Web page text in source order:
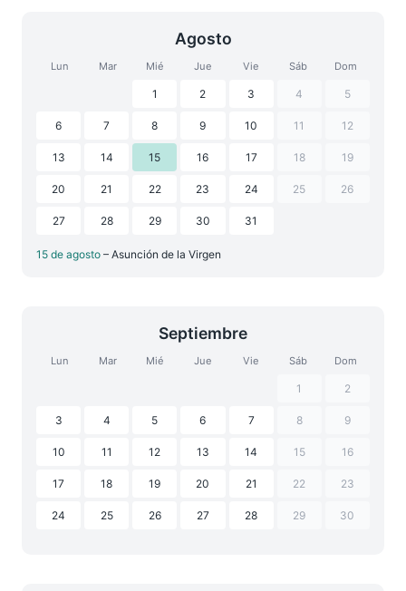
Agosto
Lun Mar Mié Jue Vie Sáb Dom
1 2 3 4 5
6 7 8 9 10 11 12
13 14 15 16 17 18 19
20 21 22 23 24 25 26
27 28 29 30 31
15 de agosto – Asunción de la Virgen
Septiembre
Lun Mar Mié Jue Vie Sáb Dom
1 2
3 4 5 6 7 8 9
10 11 12 13 14 15 16
17 18 19 20 21 22 23
24 25 26 27 28 29 30